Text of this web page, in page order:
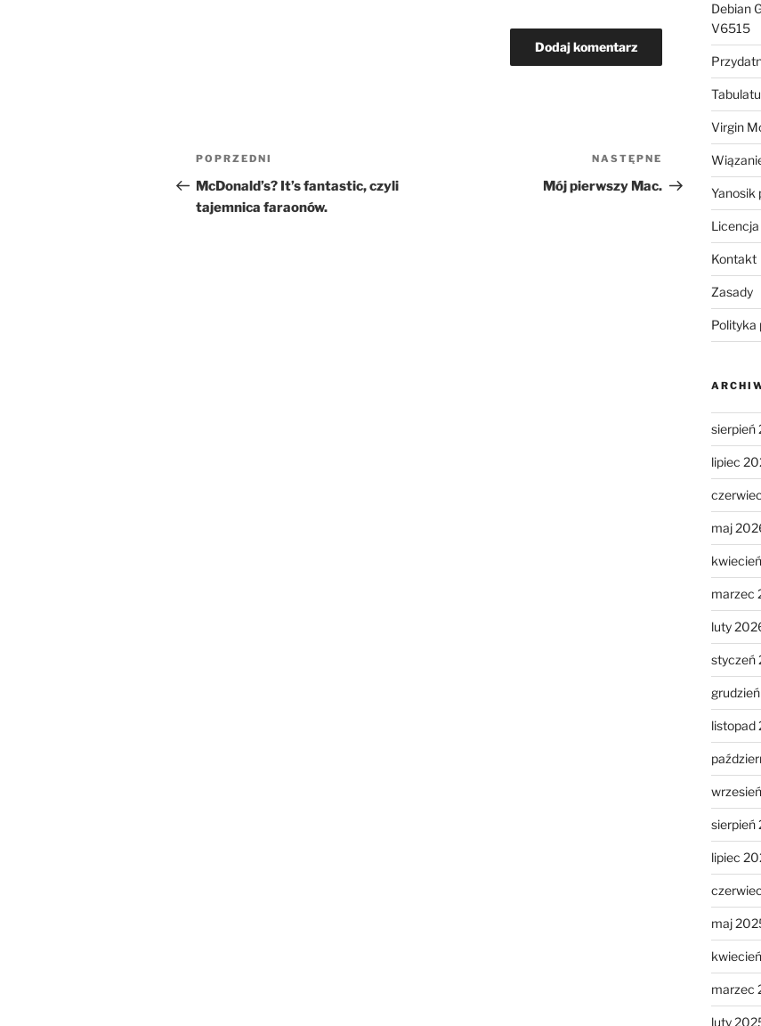
Nawigacja
wpisu
Poprzedni
wpis
POPRZEDNI
McDonald’s? It’s fantastic, czyli
tajemnica faraonów.
Następny
wpis
NASTĘPNE
Mój pierwszy Mac.
Debian
V6515
Virgin
Yanosik
Licencja
Kontakt
Zasady
Polityka
sierpień
lipiec
maj
marzec
luty
styczeń
listopad
sierpień
lipiec
maj
marzec
luty